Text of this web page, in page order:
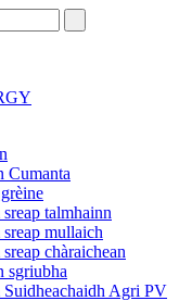
Cumanta
sreap talmhainn
sreap mullaich
chàraichean
sgriubha
Suidheachaidh Agri PV